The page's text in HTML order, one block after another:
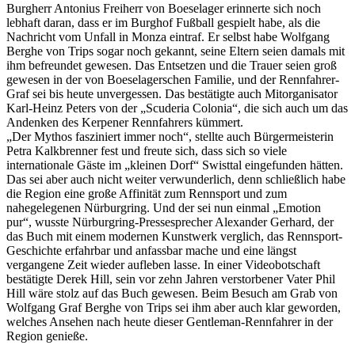
Burgherr Antonius Freiherr von Boeselager erinnerte sich noch
lebhaft daran, dass er im Burghof Fußball gespielt habe, als die
Nachricht vom Unfall in Monza eintraf. Er selbst habe Wolfgang
Berghe von Trips sogar noch gekannt, seine Eltern seien damals mit
ihm befreundet gewesen. Das Entsetzen und die Trauer seien groß
gewesen in der von Boeselagerschen Familie, und der Rennfahrer-
Graf sei bis heute unvergessen. Das bestätigte auch Mitorganisator
Karl-Heinz Peters von der „Scuderia Colonia“, die sich auch um das
Andenken des Kerpener Rennfahrers kümmert.
„Der Mythos fasziniert immer noch“, stellte auch Bürgermeisterin
Petra Kalkbrenner fest und freute sich, dass sich so viele
internationale Gäste im „kleinen Dorf“ Swisttal eingefunden hätten.
Das sei aber auch nicht weiter verwunderlich, denn schließlich habe
die Region eine große Affinität zum Rennsport und zum
nahegelegenen Nürburgring. Und der sei nun einmal „Emotion
pur“, wusste Nürburgring-Pressesprecher Alexander Gerhard, der
das Buch mit einem modernen Kunstwerk verglich, das Rennsport-
Geschichte erfahrbar und anfassbar mache und eine längst
vergangene Zeit wieder aufleben lasse. In einer Videobotschaft
bestätigte Derek Hill, sein vor zehn Jahren verstorbener Vater Phil
Hill wäre stolz auf das Buch gewesen. Beim Besuch am Grab von
Wolfgang Graf Berghe von Trips sei ihm aber auch klar geworden,
welches Ansehen nach heute dieser Gentleman-Rennfahrer in der
Region genieße.